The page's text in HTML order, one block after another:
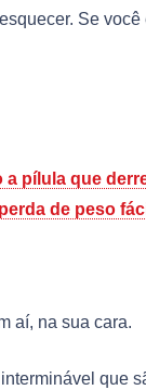
Se
a pílula que
de peso
aí, na sua cara.
que